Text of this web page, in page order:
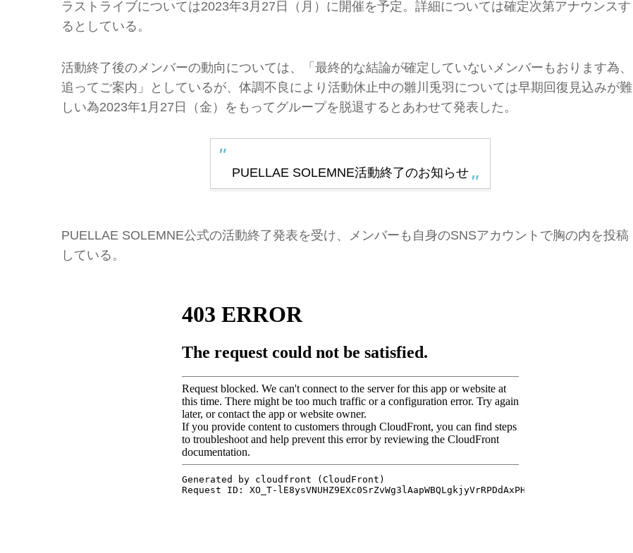
ラストライブについては2023年3月27日（月）に開催を予定。詳細については確定次第アナウンスす
るとしている。
活動終了後のメンバーの動向については、「最終的な結論が確定していないメンバーもおります為、
追ってご案内」としているが、体調不良により活動休止中の雛川兎羽については早期回復見込みが難
しい為2023年1月27日（金）をもってグループを脱退するとあわせて発表した。
PUELLAE SOLEMNE活動終了のお知らせ
PUELLAE SOLEMNE公式の活動終了発表を受け、メンバーも自身のSNSアカウントで胸の内を投稿
している。